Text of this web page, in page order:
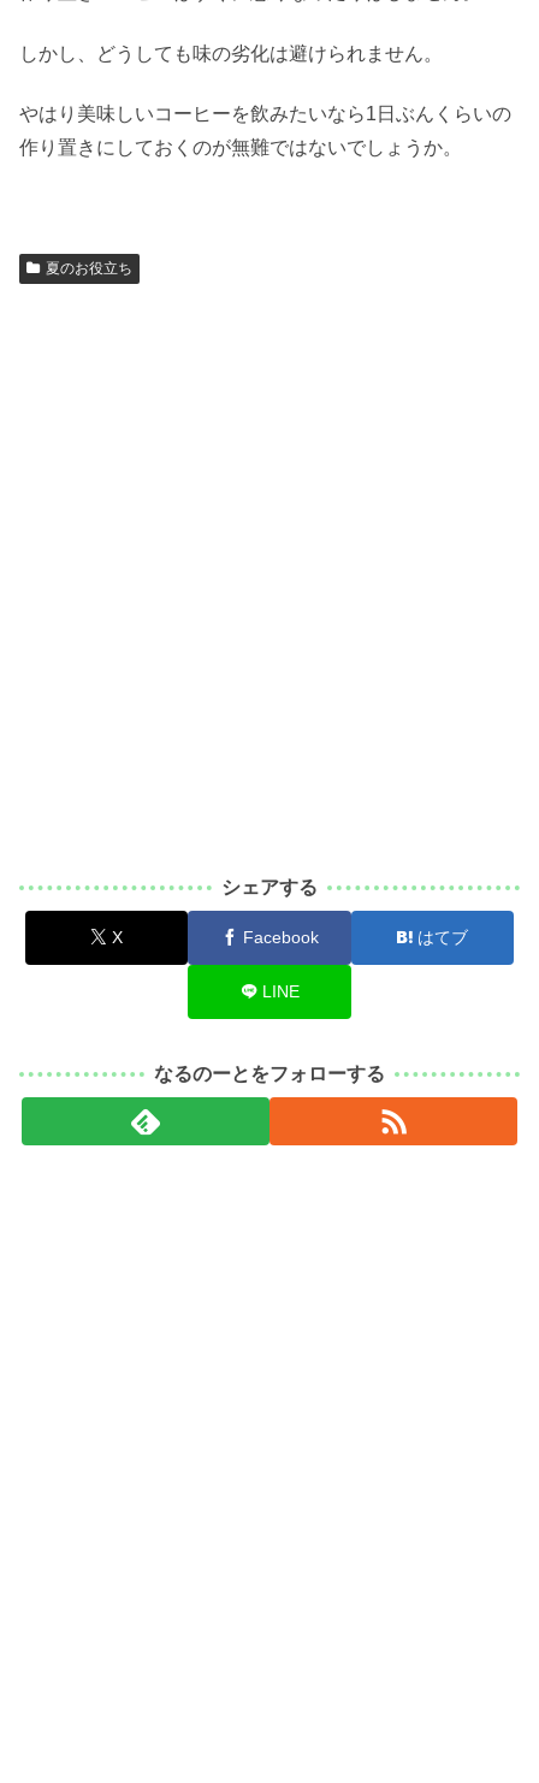
しかし、どうしても味の劣化は避けられません。
やはり美味しいコーヒーを飲みたいなら1日ぶんくらいの
作り置きにしておくのが無難ではないでしょうか。
夏のお役立ち
シェアする
X Facebook はてブ
LINE
なるのーとをフォローする